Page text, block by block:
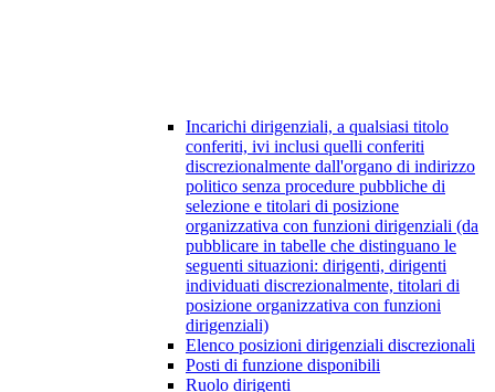
Incarichi dirigenziali, a qualsiasi titolo
conferiti, ivi inclusi quelli conferiti
discrezionalmente dall'organo di indirizzo
politico senza procedure pubbliche di
selezione e titolari di posizione
organizzativa con funzioni dirigenziali (da
pubblicare in tabelle che distinguano le
seguenti situazioni: dirigenti, dirigenti
individuati discrezionalmente, titolari di
posizione organizzativa con funzioni
dirigenziali)
Elenco posizioni dirigenziali discrezionali
Posti di funzione disponibili
Ruolo dirigenti